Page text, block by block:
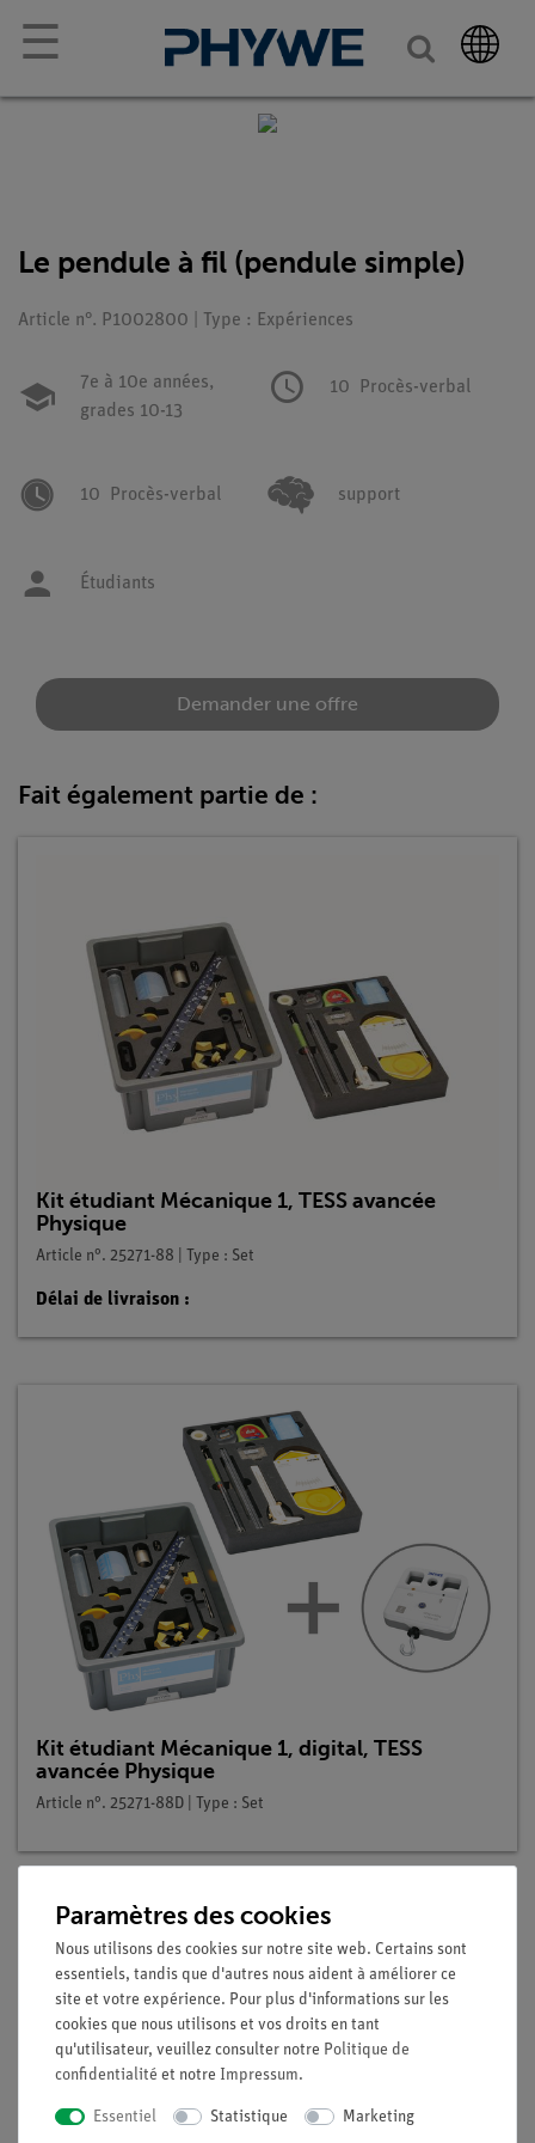
☰
Le pendule à fil (pendule simple)
Article n°. P1002800 | Type : Expériences
7e à 10e années,
grades 10-13
10 Procès-verbal
10 Procès-verbal support
Étudiants
Demander une offre
Fait également partie de :
Kit étudiant Mécanique 1, TESS avancée
Physique
Article n°. 25271-88 | Type : Set
Délai de livraison :
Kit étudiant Mécanique 1, digital, TESS
avancée Physique
Article n°. 25271-88D | Type : Set
Description
Principe
Les élèves ont étudié l'influence de la constante du ressort et
de la masse sur la période d'oscillation et, ce faisant, ont
appris les méthodes requises pour l'étude des systèmes
Paramètres des cookies
Nous utilisons des cookies sur notre site web. Certains sont
essentiels, tandis que d'autres nous aident à améliorer ce
site et votre expérience. Pour plus d'informations sur les
cookies que nous utilisons et vos droits en tant
qu'utilisateur, veuillez consulter notre Politique de
confidentialité et notre Impressum.
Essentiel Statistique Marketing